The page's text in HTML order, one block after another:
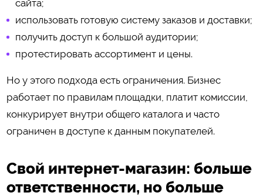
сайта;
использовать готовую систему заказов и доставки;
получить доступ к большой аудитории;
протестировать ассортимент и цены.
Но у этого подхода есть ограничения. Бизнес
работает по правилам площадки, платит комиссии,
конкурирует внутри общего каталога и часто
ограничен в доступе к данным покупателей.
Свой интернет-магазин: больше
ответственности, но больше